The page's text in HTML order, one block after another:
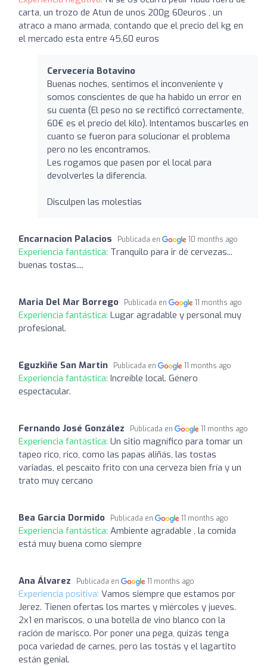
carta, un trozo de Atun de unos 200g 60euros , un
atraco a mano armada, contando que el precio del kg en
el mercado esta entre 45,60 euros
Cervecería Botavino
Buenas noches, sentimos el inconveniente y
somos conscientes de que ha habido un error en
su cuenta (El peso no se rectificó correctamente,
60€ es el precio del kilo). Intentamos buscarles en
cuanto se fueron para solucionar el problema
pero no les encontramos.
Les rogamos que pasen por el local para
devolverles la diferencia.
Disculpen las molestias
Encarnacion Palacios Publicada en 10 months ago
Experiencia fantástica: Tranquilo para ir dé cervezas...
buenas tostas....
Maria Del Mar Borrego Publicada en 11 months ago
Experiencia fantástica: Lugar agradable y personal muy
profesional.
Eguzkiñe San Martin Publicada en 11 months ago
Experiencia fantástica: Increíble local. Género
espectacular.
Fernando José González Publicada en 11 months ago
Experiencia fantástica: Un sitio magnífico para tomar un
tapeo rico, rico, como las papas aliñás, las tostas
variadas, el pescaíto frito con una cerveza bien fría y un
trato muy cercano
Bea Garcia Dormido Publicada en 11 months ago
Experiencia fantástica: Ambiente agradable , la comida
está muy buena como siempre
Ana Álvarez Publicada en 11 months ago
Experiencia positiva: Vamos siempre que estamos por
Jerez. Tienen ofertas los martes y miércoles y jueves.
2x1 en mariscos, o una botella de vino blanco con la
ración de marisco. Por poner una pega, quizás tenga
poca variedad de carnes, pero las tostás y el lagartito
están genial.